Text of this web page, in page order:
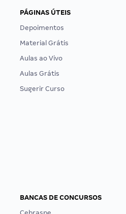
PÁGINAS ÚTEIS
Depoimentos
Material Grátis
Aulas ao Vivo
Aulas Grátis
Sugerir Curso
BANCAS DE CONCURSOS